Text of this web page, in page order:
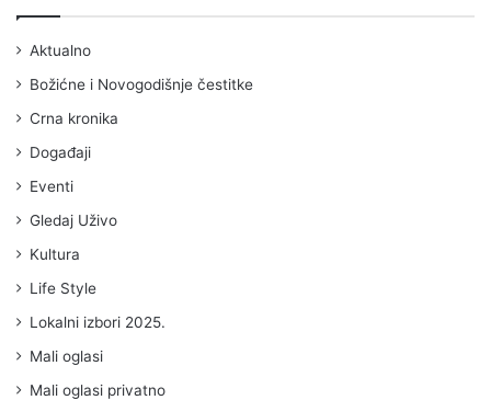
Aktualno
Božićne i Novogodišnje čestitke
Crna kronika
Događaji
Eventi
Gledaj Uživo
Kultura
Life Style
Lokalni izbori 2025.
Mali oglasi
Mali oglasi privatno